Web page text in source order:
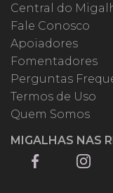
Central do
Fale Conosco
Apoiadores
Fomentadores
Perguntas
Termos de Uso
Quem Somos
MIGALHAS NAS